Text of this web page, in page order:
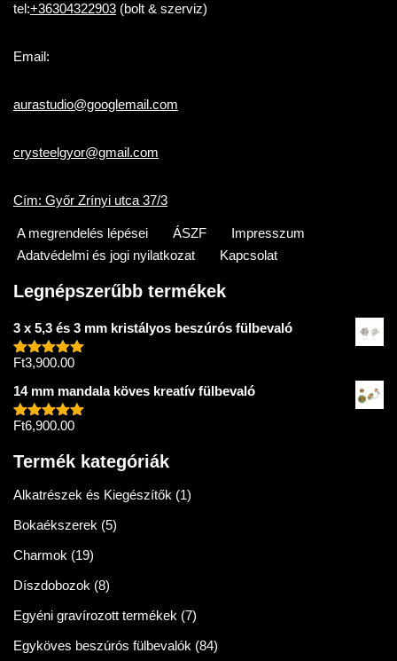
tel:+36304322903 (bolt & szerviz)
Email:
aurastudio@googlemail.com
crysteelgyor@gmail.com
Cím: Győr Zrínyi utca 37/3
A megrendelés lépései ÁSZF
Impresszum
Adatvédelmi és jogi nyilatkozat
Kapcsolat
Legnépszerűbb termékek
3 x 5,3 és 3 mm kristályos beszúrós fülbevaló
Értékelés:
Ft3,900.00
14 mm mandala köves kreatív fülbevaló
Értékelés:
Ft6,900.00
Termék kategóriák
Alkatrészek és Kiegészítők (1)
Bokaékszerek (5)
Charmok (19)
Díszdobozok (8)
Egyéni gravírozott termékek (7)
Egyköves beszúrós fülbevalók (84)